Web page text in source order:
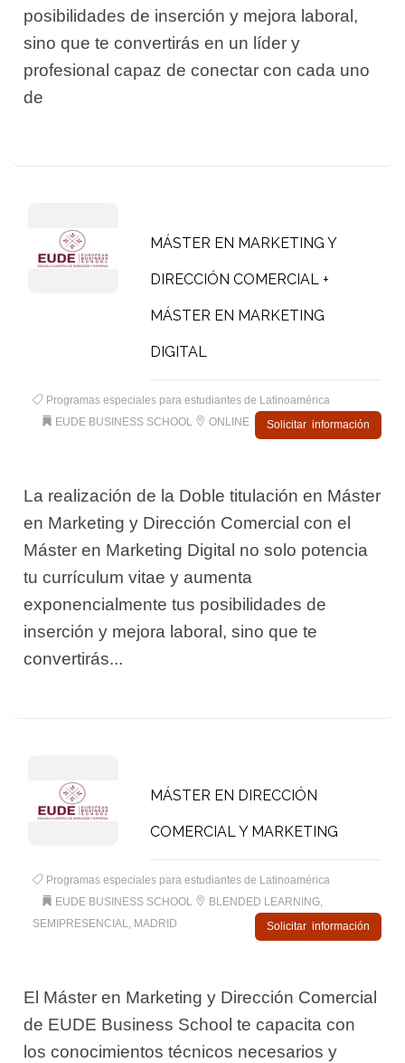
posibilidades de inserción y mejora laboral,
sino que te convertirás en un líder y
profesional capaz de conectar con cada uno
de
MÁSTER EN MARKETING Y
DIRECCIÓN COMERCIAL +
MÁSTER EN MARKETING
DIGITAL
Programas especiales para estudiantes de Latinoamérica
EUDE BUSINESS SCHOOL
ONLINE Solicitar información
La realización de la Doble titulación en Máster
en Marketing y Dirección Comercial con el
Máster en Marketing Digital no solo potencia
tu currículum vitae y aumenta
exponencialmente tus posibilidades de
inserción y mejora laboral, sino que te
convertirás...
MÁSTER EN DIRECCIÓN
COMERCIAL Y MARKETING
Programas especiales para estudiantes de Latinoamérica
EUDE BUSINESS SCHOOL
BLENDED LEARNING,
SEMIPRESENCIAL, MADRID
Solicitar información
El Máster en Marketing y Dirección Comercial
de EUDE Business School te capacita con
los conocimientos técnicos necesarios y